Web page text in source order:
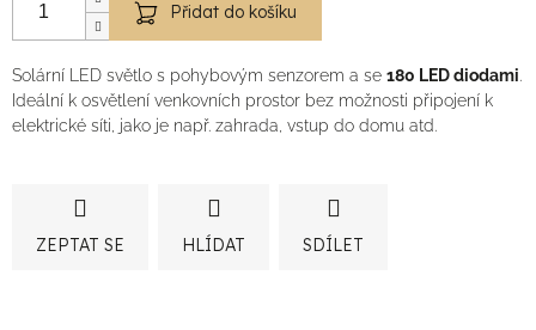
Přidat do košíku
Solární LED světlo s pohybovým senzorem a se 180 LED diodami.
Ideální k osvětlení venkovních prostor bez možnosti připojení k
elektrické síti, jako je např. zahrada, vstup do domu atd.
ZEPTAT SE HLÍDAT SDÍLET